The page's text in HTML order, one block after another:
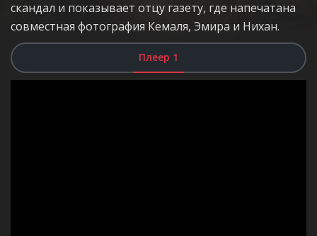
скандал и показывает отцу газету, где напечатана
совместная фотография Кемаля, Эмира и Нихан.
Плеер 1